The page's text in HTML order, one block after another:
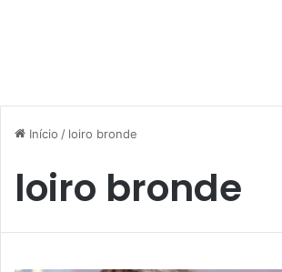
Início / loiro bronde
loiro bronde